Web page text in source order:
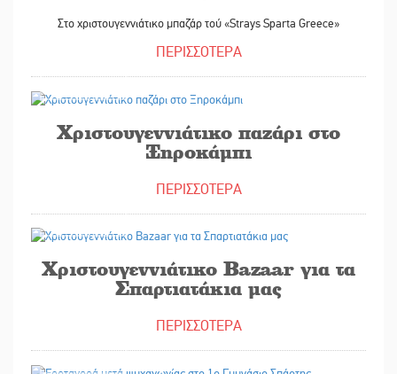
Στο χριστουγεννιάτικο μπαζάρ τού «Strays Sparta Greece»
ΠΕΡΙΣΣΟΤΕΡΑ
Χριστουγεννιάτικο παζάρι στο
Ξηροκάμπι
ΠΕΡΙΣΣΟΤΕΡΑ
Χριστουγεννιάτικο Bazaar για τα
Σπαρτιατάκια μας
ΠΕΡΙΣΣΟΤΕΡΑ